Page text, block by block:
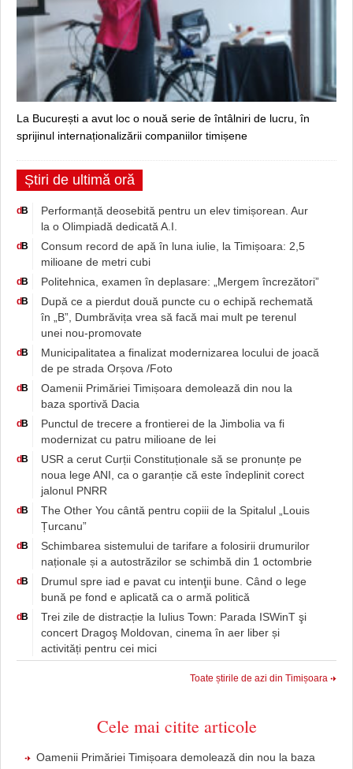
La București a avut loc o nouă serie de întâlniri de lucru, în
sprijinul internaționalizării companiilor timișene
Știri de ultimă oră
dB
Performanță deosebită pentru un elev timișorean. Aur
la o Olimpiadă dedicată A.I.
dB
Consum record de apă în luna iulie, la Timișoara: 2,5
milioane de metri cubi
dB Politehnica, examen în deplasare: „Mergem încrezători”
dB
După ce a pierdut două puncte cu o echipă rechemată
în „B”, Dumbrăvița vrea să facă mai mult pe terenul
unei nou-promovate
dB
Municipalitatea a finalizat modernizarea locului de joacă
de pe strada Orșova /Foto
dB
Oamenii Primăriei Timișoara demolează din nou la
baza sportivă Dacia
dB
Punctul de trecere a frontierei de la Jimbolia va fi
modernizat cu patru milioane de lei
dB
USR a cerut Curții Constituționale să se pronunțe pe
noua lege ANI, ca o garanție că este îndeplinit corect
jalonul PNRR
dB
The Other You cântă pentru copiii de la Spitalul „Louis
Țurcanu”
dB
Schimbarea sistemului de tarifare a folosirii drumurilor
naționale și a autostrăzilor se schimbă din 1 octombrie
dB
Drumul spre iad e pavat cu intenţii bune. Când o lege
bună pe fond e aplicată ca o armă politică
dB
Trei zile de distracție la Iulius Town: Parada ISWinT şi
concert Dragoş Moldovan, cinema în aer liber și
activități pentru cei mici
Toate știrile de azi din Timișoara
Cele mai citite articole
Oamenii Primăriei Timișoara demolează din nou la baza